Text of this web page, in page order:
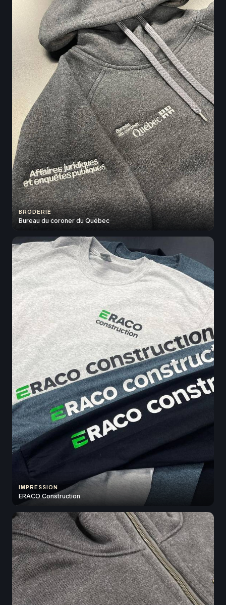
BRODERIE
Bureau du coroner du Québec
IMPRESSION
ERACO Construction